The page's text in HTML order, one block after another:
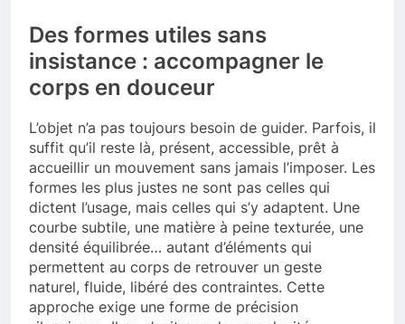
Des formes utiles sans
insistance : accompagner le
corps en douceur
L’objet n’a pas toujours besoin de guider. Parfois, il
suffit qu’il reste là, présent, accessible, prêt à
accueillir un mouvement sans jamais l’imposer. Les
formes les plus justes ne sont pas celles qui
dictent l’usage, mais celles qui s’y adaptent. Une
courbe subtile, une matière à peine texturée, une
densité équilibrée… autant d’éléments qui
permettent au corps de retrouver un geste
naturel, fluide, libéré des contraintes. Cette
approche exige une forme de précision